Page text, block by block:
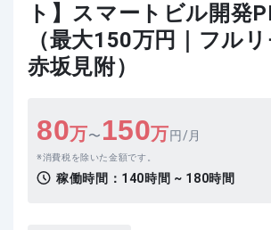
ト】スマートビル開発
（最大150万円｜フルリ
赤坂見附）
80万〜 150万円/月
消費税を除いた金額です。
稼働時間： 140時間 ~ 180時間